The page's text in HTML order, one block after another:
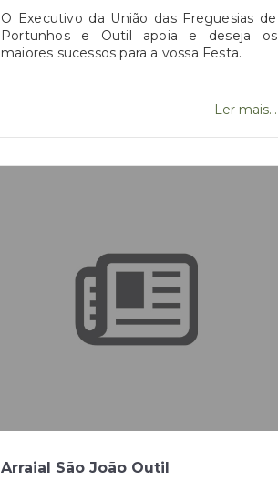
O Executivo da União das Freguesias de
Portunhos e Outil apoia e deseja os
maiores sucessos para a vossa Festa.
Ler mais...
Arraial São João Outil